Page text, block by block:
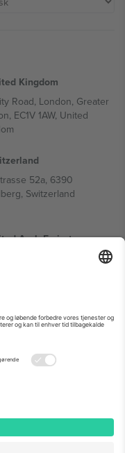
Kingdom
Road, London, Greater
EC1V 1AW, United
52a, 6390
Switzerland
Arab Emirates
Dubai Silicon Oasis, DDP
se den specifikke